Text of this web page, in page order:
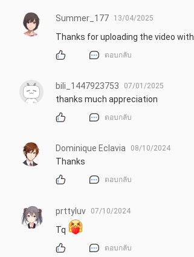
Summer_177 13/04/2025
Thanks for uploading the video
ตอบกลับ
bili_1447923753 07/01/2025
thanks much appreciation
ตอบกลับ
Dominique Eclavia 08/10/2024
Thanks
ตอบกลับ
prttyluv 07/10/2024
Tq
ตอบกลับ